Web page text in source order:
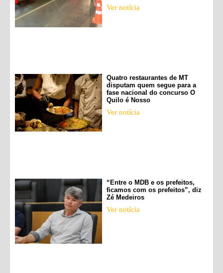
Ver notícia
Quatro restaurantes de MT
disputam quem segue para a
fase nacional do concurso O
Quilo é Nosso
Ver notícia
“Entre o MDB e os prefeitos,
ficamos com os prefeitos”, diz
Zé Medeiros
Ver notícia